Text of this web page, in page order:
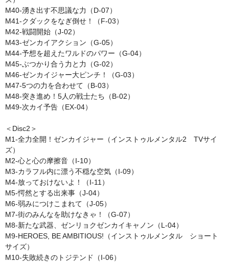
M40-湧き出す不思議な力（D-07）
M41-クダックをなぎ倒せ！（F-03）
M42-戦闘開始（J-02）
M43-ゼンカイアクション（G-05）
M44-予想を超えたワルドのパワー（G-04）
M45-ぶつかり合う力と力（G-02）
M46-ゼンカイジャー大ピンチ！（G-03）
M47-5つの力を合わせて（B-03）
M48-突き進め！5人の戦士たち（B-02）
M49-次カイ予告（EX-04）
＜Disc2＞
M1-全力全開！ゼンカイジャー（インストゥルメンタル2 TVサイ
ズ）
M2-心と心の摩擦音（I-10）
M3-カラフル内に漂う不穏な空気（I-09）
M4-放っておけないよ！（I-11）
M5-愕然とする出来事（J-04）
M6-弱みにつけこまれて（J-05）
M7-街のみんなを助けなきゃ！（G-07）
M8-新たな武器、ゼンリョクゼンカイキャノン（L-04）
M9-HEROES, BE AMBITIOUS!（インストゥルメンタル ショート
サイズ）
M10-失敗続きのトジテンド（I-06）